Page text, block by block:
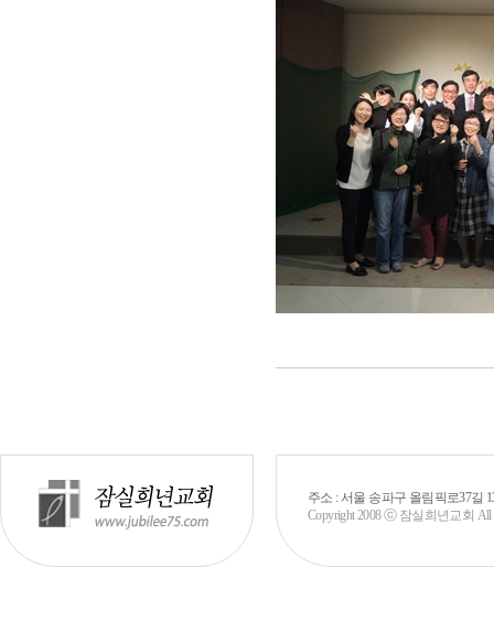
주소 : 서울 송파구 올림픽로37길
Copyright 2008 ⓒ 잠실희년교회 All